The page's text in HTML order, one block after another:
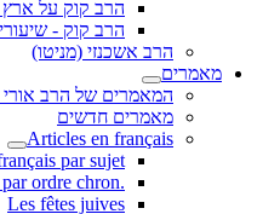
הרב קוק על
הרב קוק -
הרב אשכנזי (מניטו)
מאמרים
המאמרים של הרב אורי
מאמרים חדשים
Articles en français
par sujet
.Articles en français - par ordre chron
Les fêtes juives